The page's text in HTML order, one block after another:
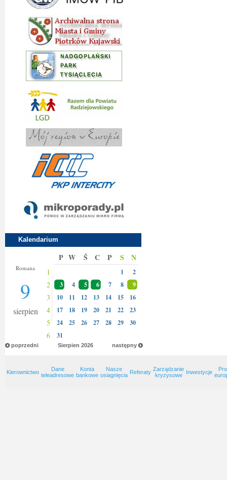
Kalendarium
Romana
9
sierpien
P W Ś C P S N
1 1 2
2 3 4 5 6 7 8 9
3 10 11 12 13 14 15 16
4 17 18 19 20 21 22 23
5 24 25 26 27 28 29 30
6 31
poprzedni następny
Sierpien 2026
Kierownictwo
Dane
teleadresowe
Konta
bankowe
Nasze
osiagnięcia Referaty Zarządzanie
kryzysowe
Inwestycje